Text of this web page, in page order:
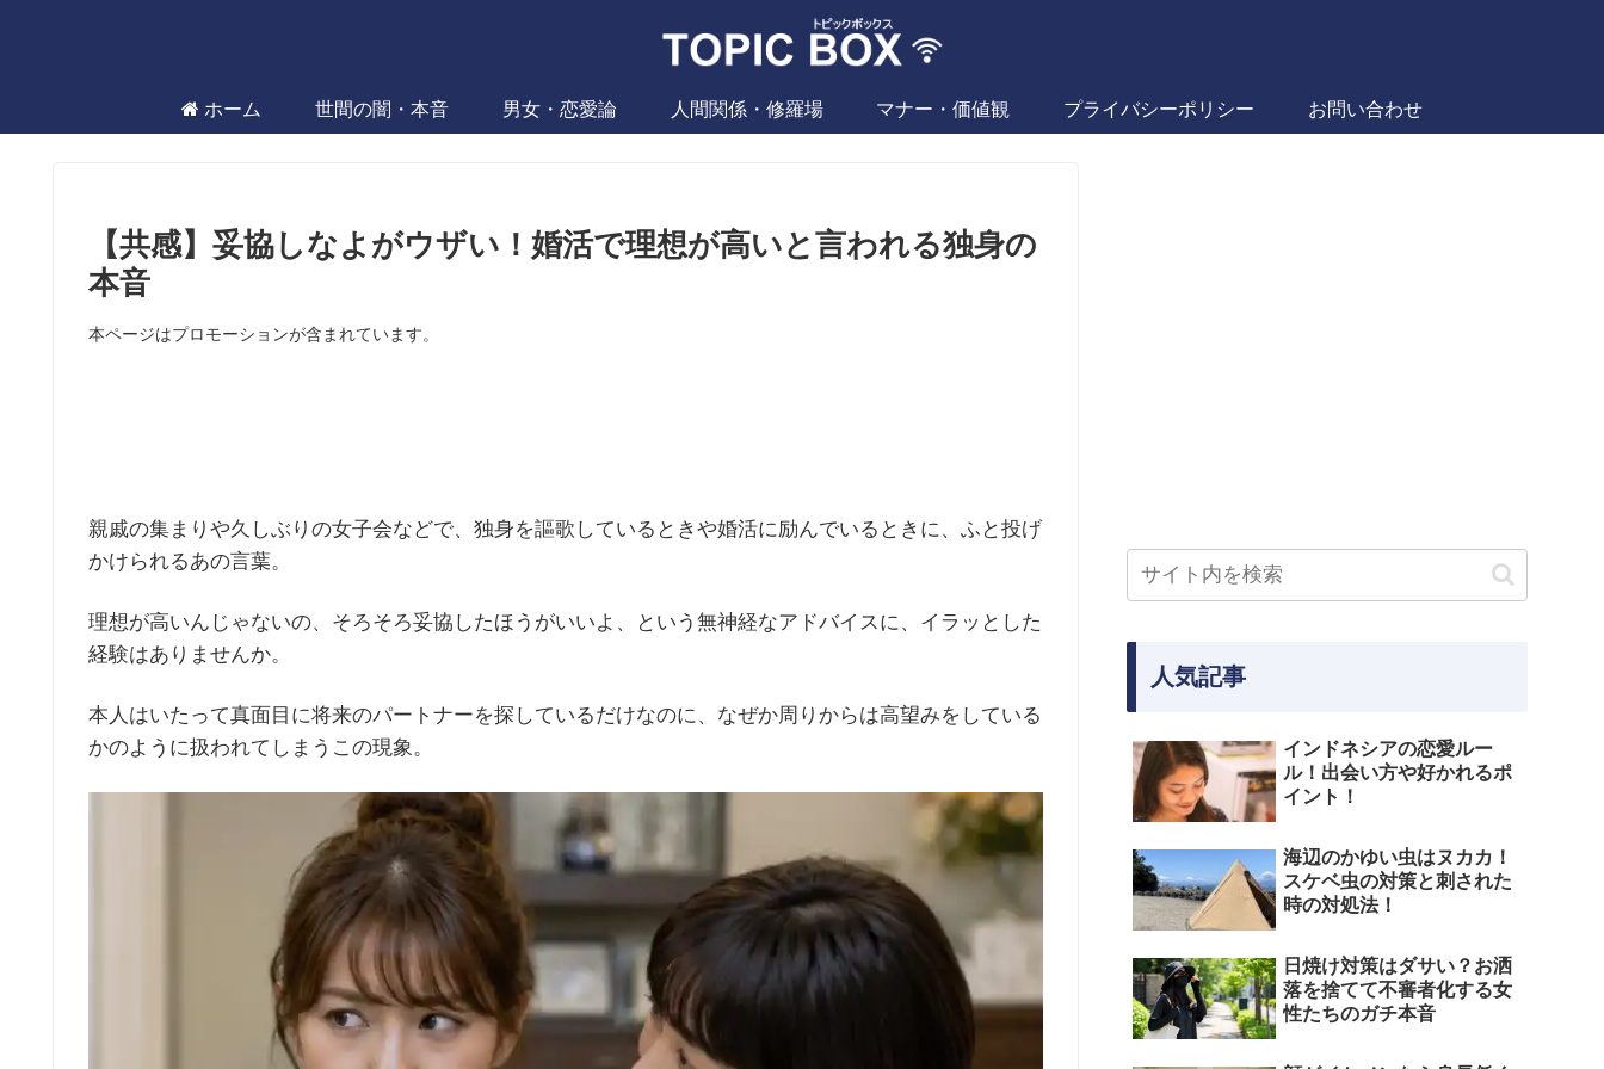
ホーム 世間の闇・本音 男女・恋愛論 人間関係・修羅場 マナー・価値観 プライバシーポリシー お問い合わせ
【共感】妥協しなよがウザい！婚活で理想が高いと言われる独身の
本音
本ページはプロモーションが含まれています。
親戚の集まりや久しぶりの女子会などで、独身を謳歌しているときや婚活に励んでいるときに、ふと投げ
かけられるあの言葉。
理想が高いんじゃないの、そろそろ妥協したほうがいいよ、という無神経なアドバイスに、イラッとした
経験はありませんか。
本人はいたって真面目に将来のパートナーを探しているだけなのに、なぜか周りからは高望みをしている
かのように扱われてしまうこの現象。
人気記事
インドネシアの恋愛ルー
ル！出会い方や好かれるポ
イント！
海辺のかゆい虫はヌカカ！
スケベ虫の対策と刺された
時の対処法！
日焼け対策はダサい？お洒
落を捨てて不審者化する女
性たちのガチ本音